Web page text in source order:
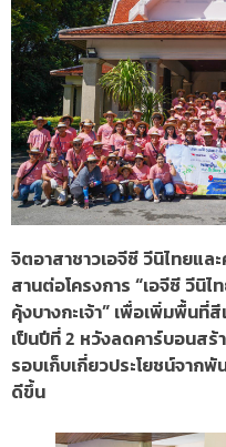
จิตอาสาชาวเอจีซี วีนิไทยแ
สานต่อโครงการ “เอจีซี วีนิ
คุ้งบางกะเจ้า” เพื่อเพิ่มพื้นที่
เป็นปีที่ 2 หวังลดคาร์บอนส
รอบเก็บเกี่ยวประโยชน์จาก
ดีขึ้น